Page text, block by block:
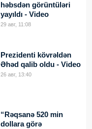
həbsdən görüntüləri
yayıldı - Video
29 авг, 11:08
Prezidenti kövrəldən
Əhəd qalib oldu - Video
26 авг, 13:40
“Rəqsanə 520 min
dollara görə